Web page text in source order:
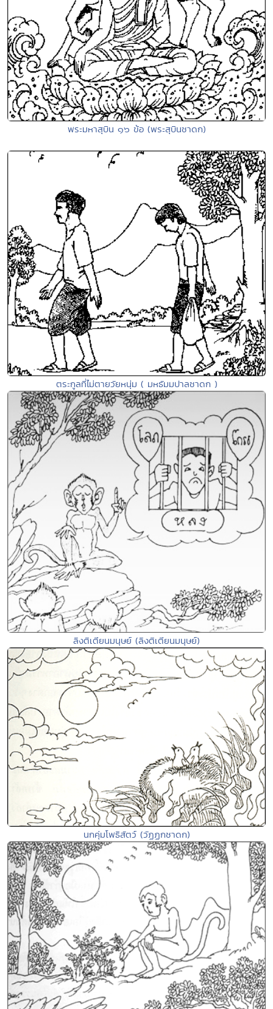
พระมหาสุบิน ๑๖ ข้อ (พระสุบินชาดก)
ตระกูลที่ไม่ตายวัยหนุ่ม ( มหธัมมปาลชาดก )
ลิงติเตียนมนุษย์ (ลิงติเตียนมนุษย์)
นกคุ่มโพธิสัตว์ (วัฏฏกชาดก)